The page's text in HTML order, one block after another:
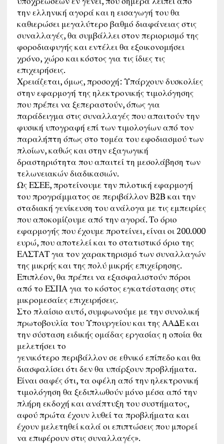
την ελληνική αγορά και η εισαγωγή του θα
καθιερώσει μεγαλύτερο βαθμό διαφάνειας στις
συναλλαγές, θα συμβάλλει στον περιορισμό της
φοροδιαφυγής και εντέλει θα εξοικονομήσει
χρόνο, χώρο και κόστος για τις ίδιες τις
επιχειρήσεις.
Χρειάζεται, όμως, προσοχή: Υπάρχουν δυσκολίες
στην εφαρμογή της ηλεκτρονικής τιμολόγησης
που πρέπει να ξεπεραστούν, όπως για
παράδειγμα στις συναλλαγές που απαιτούν την
φυσική υπογραφή επί των τιμολογίων από τον
παραλήπτη όπως στο τομέα του εφοδιασμού των
πλοίων, καθώς και στην εξαγωγική
δραστηριότητα που απαιτεί τη μεσολάβηση των
τελωνειακών διαδικασιών.
Ως ΕΣΕΕ, προτείνουμε την πιλοτική εφαρμογή
του προγράμματος σε περιβάλλον Β2Β και την
σταδιακή γενίκευση του ανάλογα με τις εμπειρίες
που αποκομίζουμε από την αγορά. Το όριο
εφαρμογής που έχουμε προτείνει, είναι οι 200.000
ευρώ, που αποτελεί και το στατιστικό όριο της
ΕΛΣΤΑΤ για τον χαρακτηρισμό των συναλλαγών
της μικρής και της πολύ μικρής επιχείρησης.
Επιπλέον, θα πρέπει να εξασφαλιστούν πόροι
από το ΕΣΠΑ για το κόστος εγκατάστασης στις
μικρομεσαίες επιχειρήσεις.
Στο πλαίσιο αυτό, συμφωνούμε με την συνολική
πρωτοβουλία του Υπουργείου και της ΑΑΔΕ και
την σύσταση ειδικής ομάδας εργασίας η οποία θα
μελετήσει το
γενικότερο περιβάλλον σε εθνικό επίπεδο και θα
διασφαλίσει ότι δεν θα υπάρξουν προβλήματα.
Είναι σαφές ότι, τα οφέλη από την ηλεκτρονική
τιμολόγηση θα ξεδιπλωθούν μόνο μέσα από την
πλήρη εκδοχή και ανάπτυξη του συστήματος,
αφού πρώτα έχουν λυθεί τα προβλήματα και
έχουν μελετηθεί καλά οι επιπτώσεις που μπορεί
να επιφέρουν στις συναλλαγές».